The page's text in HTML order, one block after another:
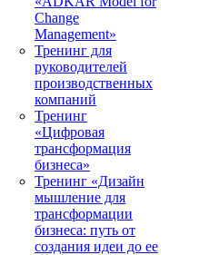
Change
Management»
Тренинг для
руководителей
производственных
компаний
Тренинг
«Цифровая
трансформация
бизнеса»
Тренинг «Дизайн
мышление для
трансформации
бизнеса: путь от
создания идеи до ее